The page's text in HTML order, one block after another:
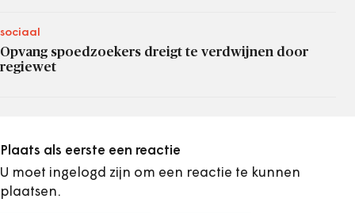
sociaal
Opvang spoedzoekers dreigt te verdwijnen door
regiewet
Plaats als eerste een reactie
U moet ingelogd zijn om een reactie te kunnen
plaatsen.